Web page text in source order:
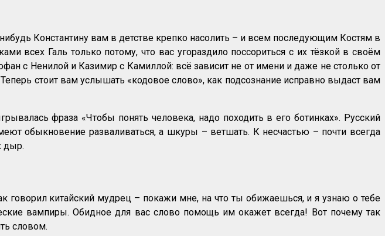
Константину вам в детстве крепко насолить – и всем последующим Костям в
всех Галь только потому, что вас угораздило поссориться с их тёзкой в своём
с Ненилой и Казимир с Камиллой: всё зависит не от имени и даже не столько от
стоит вам услышать «кодовое слово», как подсознание исправно выдаст вам
фраза «Чтобы понять человека, надо походить в его ботинках». Русский
обыкновение разваливаться, а шкуры – ветшать. К несчастью – почти всегда
дыр.
говорил китайский мудрец – покажи мне, на что ты обижаешься, и я узнаю о тебе
вампиры. Обидное для вас слово помощь им окажет всегда! Вот почему так
словом.